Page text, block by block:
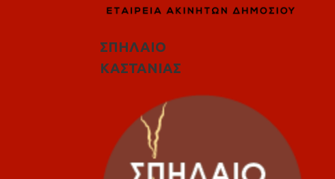
ΣΠΗΛΑΙΟ
ΚΑΣΤΑΝΙΑΣ